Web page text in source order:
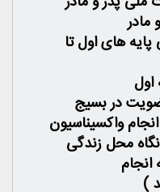
های اول تا
در بسیج
واکسیناسیون
محل زندگی
)